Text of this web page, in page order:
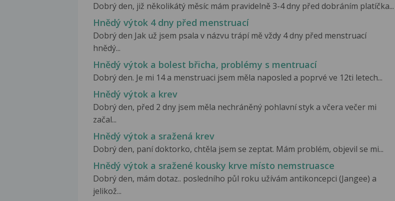
Dobrý den, již několikátý měsíc mám pravidelně 3-4 dny před dobráním platíčka...
Hnědý výtok 4 dny před menstruací
Dobrý den Jak už jsem psala v názvu trápí mě vždy 4 dny před menstruací
hnědý...
Hnědý výtok a bolest břicha, problémy s mentruací
Dobrý den. Je mi 14 a menstruaci jsem měla naposled a poprvé ve 12ti letech...
Hnědý výtok a krev
Dobrý den, před 2 dny jsem měla nechráněný pohlavní styk a včera večer mi
začal...
Hnědý výtok a sražená krev
Dobrý den, paní doktorko, chtěla jsem se zeptat. Mám problém, objevil se mi...
Hnědý výtok a sražené kousky krve místo nemstruasce
Dobrý den, mám dotaz.. posledního půl roku užívám antikoncepci (Jangee) a
jelikož...